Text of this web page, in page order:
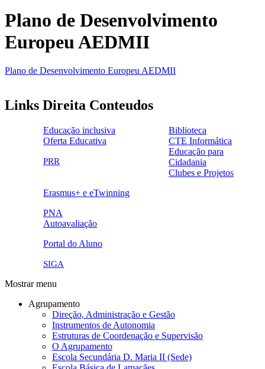
Plano de Desenvolvimento
Europeu AEDMII
Plano de Desenvolvimento Europeu AEDMII
Links Direita Conteudos
ensinoinclusivo.png
Educação inclusiva
link1.png
Biblioteca
oferta_edu.png
Oferta Educativa
cte2.png
CTE Informática
selo_importancia_estrategica.png
PRR
logo_epc_2.png
Educação para
Cidadania
Clubes e Projetos
ue.png.png
Erasmus+ e eTwinning
pna.png
PNA
eye-42848_640.png
Autoavaliação
link4.png
Portal do Aluno
SIGA
Mostrar menu
Agrupamento
Direção, Administração e Gestão
Instrumentos de Autonomia
Estruturas de Coordenação e Supervisão
O Agrupamento
Escola Secundária D. Maria II (Sede)